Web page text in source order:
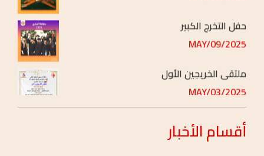
2025/APR/09
حفل التخرج الكبير
2025/MAY/09
ملتقى الخريجين الأول
أقسامالأخبار